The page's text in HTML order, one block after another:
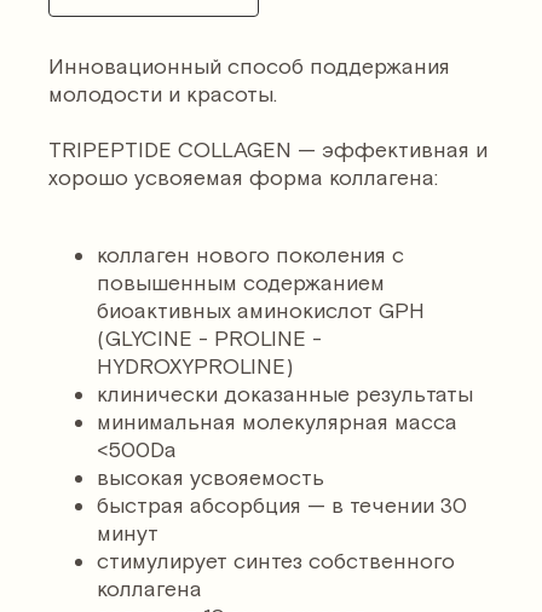
Инновационный способ поддержания
молодости и красоты.
TRIPEPTIDE COLLAGEN — эффективная и
хорошо усвояемая форма коллагена:
коллаген нового поколения с
повышенным содержанием
биоактивных аминокислот GPH
(GLYCINE - PROLINE -
HYDROXYPROLINE)
клинически доказанные результаты
минимальная молекулярная масса
<500Dа
высокая усвояемость
быстрая абсорбция — в течении 30
минут
стимулирует синтез собственного
коллагена
БЕЗ ВКУСА SUGAR FREE
БЕЗ ЗАПАХА
Инновационный способ